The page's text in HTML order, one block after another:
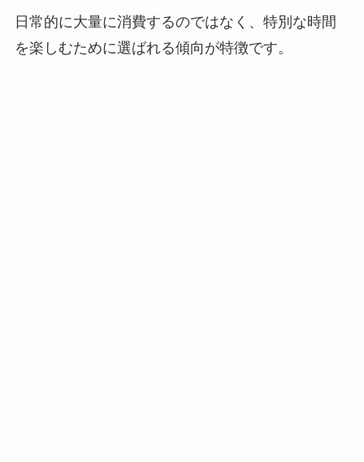
日常的に大量に消費するのではなく、特別な時間
を楽しむために選ばれる傾向が特徴です。